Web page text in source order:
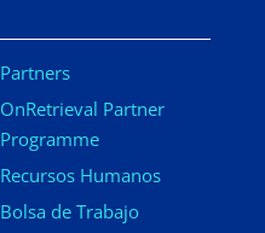
Partners
OnRetrieval Partner
Programme
Recursos Humanos
Bolsa de Trabajo